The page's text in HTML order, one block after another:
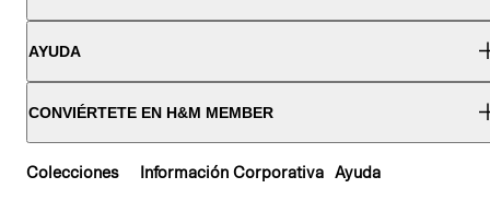
AYUDA
CONVIÉRTETE EN H&M MEMBER
Colecciones Información Corporativa Ayuda